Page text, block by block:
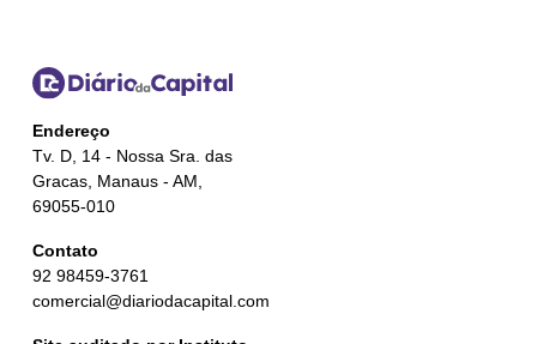
Endereço
Tv. D, 14 - Nossa Sra. das
Gracas, Manaus - AM,
69055-010
Contato
92 98459-3761
comercial@diariodacapital.com